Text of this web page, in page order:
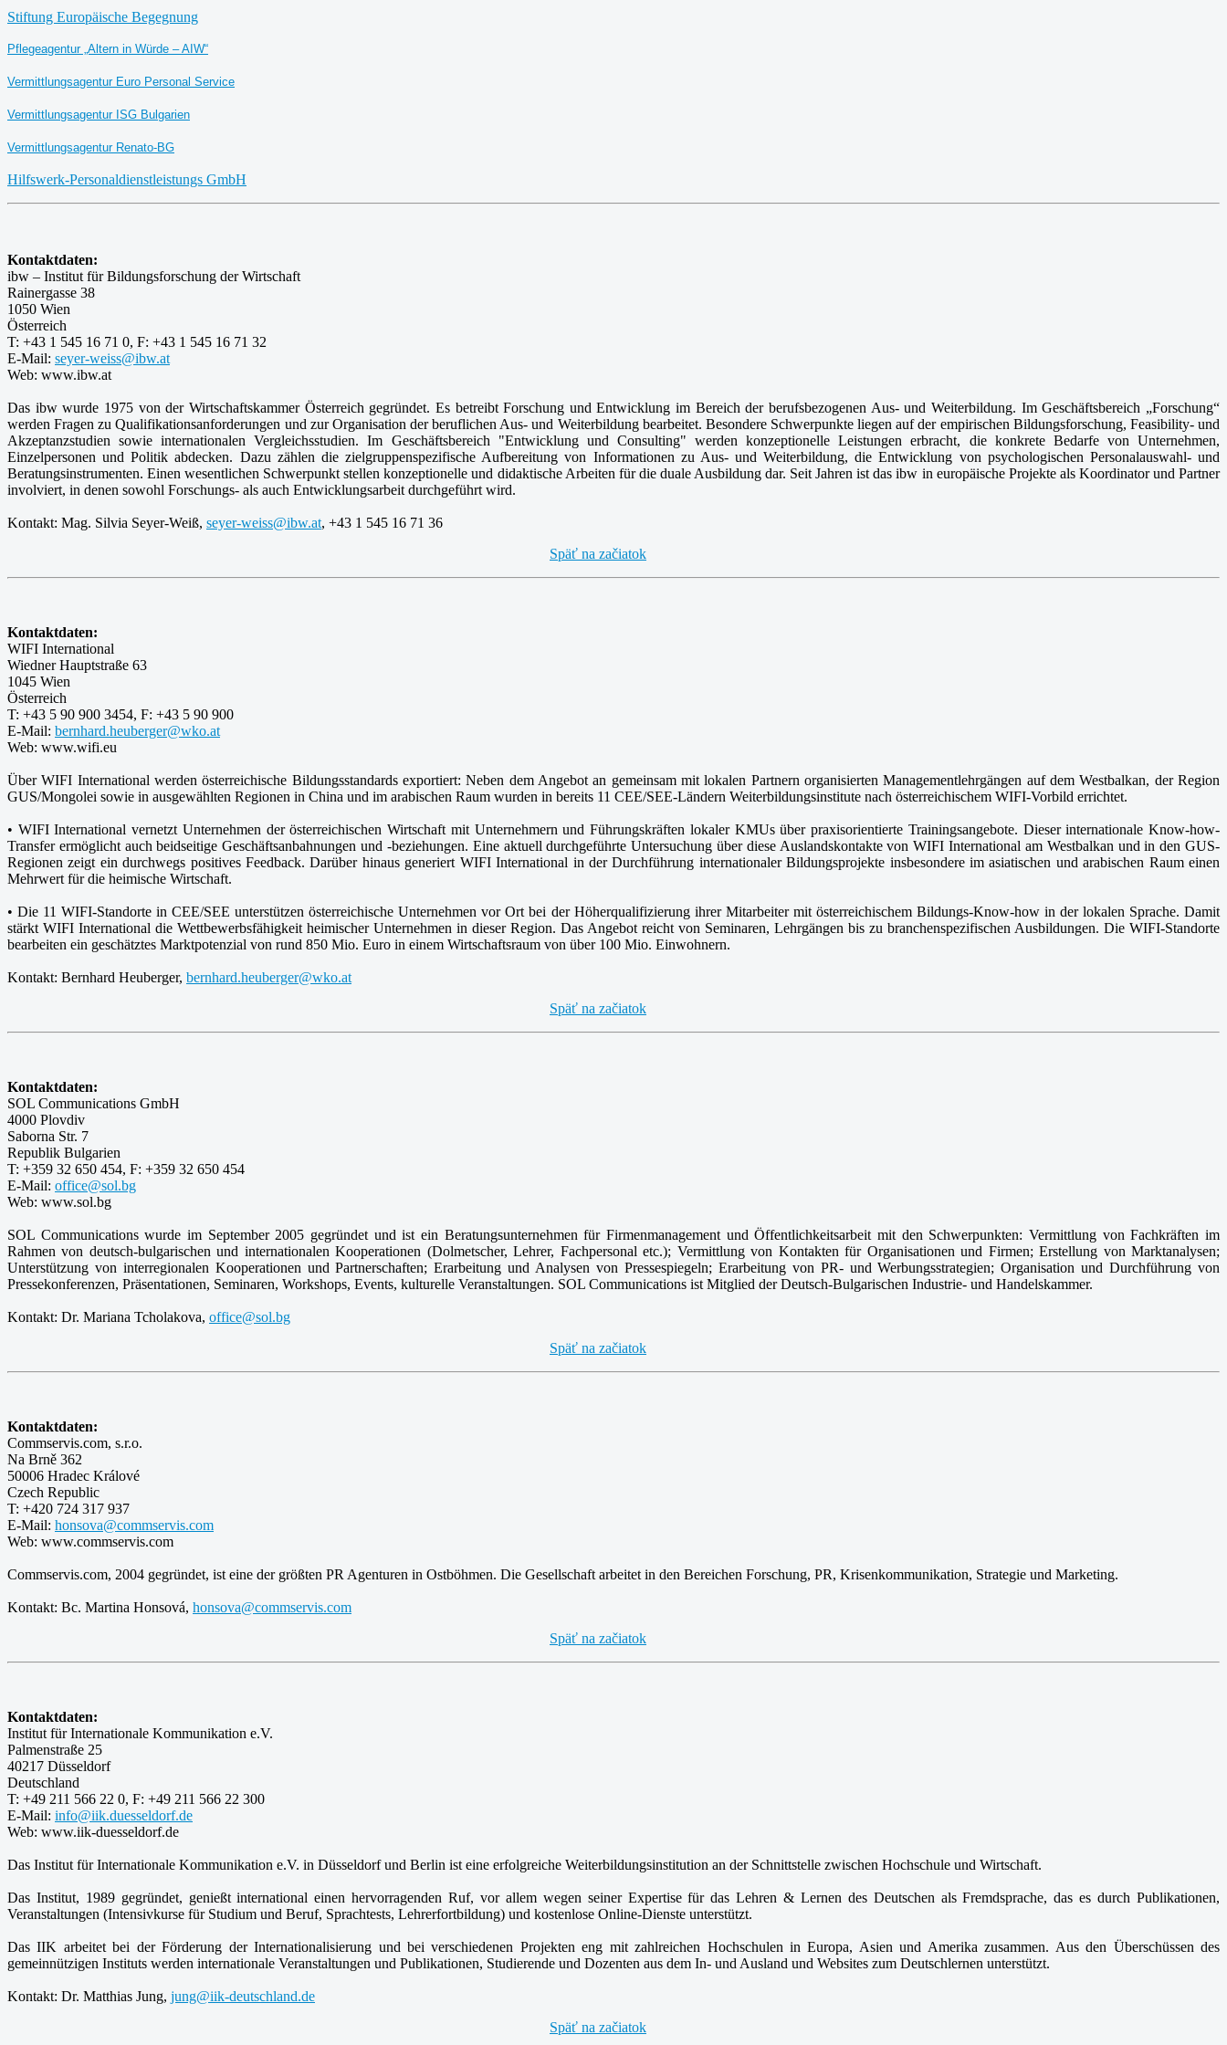
Stiftung Europäische Begegnung
Pflegeagentur „Altern in Würde – AIW“
Vermittlungsagentur Euro Personal Service
Vermittlungsagentur ISG Bulgarien
Vermittlungsagentur Renato-BG
Hilfswerk-Personaldienstleistungs GmbH
Kontaktdaten:
ibw – Institut für Bildungsforschung der Wirtschaft
Rainergasse 38
1050 Wien
Österreich
T: +43 1 545 16 71 0, F: +43 1 545 16 71 32
E-Mail: seyer-weiss@ibw.at
Web: www.ibw.at
Das ibw wurde 1975 von der Wirtschaftskammer Österreich gegründet. Es betreibt Forschung und Entwicklung im Bereich der berufsbezogenen Aus- und Weiterbildung. Im Geschäftsbereich „Forschung“
werden Fragen zu Qualifikationsanforderungen und zur Organisation der beruflichen Aus- und Weiterbildung bearbeitet. Besondere Schwerpunkte liegen auf der empirischen Bildungsforschung, Feasibility- und
Akzeptanzstudien sowie internationalen Vergleichsstudien. Im Geschäftsbereich "Entwicklung und Consulting" werden konzeptionelle Leistungen erbracht, die konkrete Bedarfe von Unternehmen,
Einzelpersonen und Politik abdecken. Dazu zählen die zielgruppenspezifische Aufbereitung von Informationen zu Aus- und Weiterbildung, die Entwicklung von psychologischen Personalauswahl- und
Beratungsinstrumenten. Einen wesentlichen Schwerpunkt stellen konzeptionelle und didaktische Arbeiten für die duale Ausbildung dar. Seit Jahren ist das ibw in europäische Projekte als Koordinator und Partner
involviert, in denen sowohl Forschungs- als auch Entwicklungsarbeit durchgeführt wird.
Kontakt: Mag. Silvia Seyer-Weiß, seyer-weiss@ibw.at, +43 1 545 16 71 36
Späť na začiatok
Kontaktdaten:
WIFI International
Wiedner Hauptstraße 63
1045 Wien
Österreich
T: +43 5 90 900 3454, F: +43 5 90 900
E-Mail: bernhard.heuberger@wko.at
Web: www.wifi.eu
Über WIFI International werden österreichische Bildungsstandards exportiert: Neben dem Angebot an gemeinsam mit lokalen Partnern organisierten Managementlehrgängen auf dem Westbalkan, der Region
GUS/Mongolei sowie in ausgewählten Regionen in China und im arabischen Raum wurden in bereits 11 CEE/SEE-Ländern Weiterbildungsinstitute nach österreichischem WIFI-Vorbild errichtet.
• WIFI International vernetzt Unternehmen der österreichischen Wirtschaft mit Unternehmern und Führungskräften lokaler KMUs über praxisorientierte Trainingsangebote. Dieser internationale Know-how-
Transfer ermöglicht auch beidseitige Geschäftsanbahnungen und -beziehungen. Eine aktuell durchgeführte Untersuchung über diese Auslandskontakte von WIFI International am Westbalkan und in den GUS-
Regionen zeigt ein durchwegs positives Feedback. Darüber hinaus generiert WIFI International in der Durchführung internationaler Bildungsprojekte insbesondere im asiatischen und arabischen Raum einen
Mehrwert für die heimische Wirtschaft.
• Die 11 WIFI-Standorte in CEE/SEE unterstützen österreichische Unternehmen vor Ort bei der Höherqualifizierung ihrer Mitarbeiter mit österreichischem Bildungs-Know-how in der lokalen Sprache. Damit
stärkt WIFI International die Wettbewerbsfähigkeit heimischer Unternehmen in dieser Region. Das Angebot reicht von Seminaren, Lehrgängen bis zu branchenspezifischen Ausbildungen. Die WIFI-Standorte
bearbeiten ein geschätztes Marktpotenzial von rund 850 Mio. Euro in einem Wirtschaftsraum von über 100 Mio. Einwohnern.
Kontakt: Bernhard Heuberger, bernhard.heuberger@wko.at
Späť na začiatok
Kontaktdaten:
SOL Communications GmbH
4000 Plovdiv
Saborna Str. 7
Republik Bulgarien
T: +359 32 650 454, F: +359 32 650 454
E-Mail: office@sol.bg
Web: www.sol.bg
SOL Communications wurde im September 2005 gegründet und ist ein Beratungsunternehmen für Firmenmanagement und Öffentlichkeitsarbeit mit den Schwerpunkten: Vermittlung von Fachkräften im
Rahmen von deutsch-bulgarischen und internationalen Kooperationen (Dolmetscher, Lehrer, Fachpersonal etc.); Vermittlung von Kontakten für Organisationen und Firmen; Erstellung von Marktanalysen;
Unterstützung von interregionalen Kooperationen und Partnerschaften; Erarbeitung und Analysen von Pressespiegeln; Erarbeitung von PR- und Werbungsstrategien; Organisation und Durchführung von
Pressekonferenzen, Präsentationen, Seminaren, Workshops, Events, kulturelle Veranstaltungen. SOL Communications ist Mitglied der Deutsch-Bulgarischen Industrie- und Handelskammer.
Kontakt: Dr. Mariana Tcholakova, office@sol.bg
Späť na začiatok
Kontaktdaten:
Commservis.com, s.r.o.
Na Brně 362
50006 Hradec Králové
Czech Republic
T: +420 724 317 937
E-Mail: honsova@commservis.com
Web: www.commservis.com
Commservis.com, 2004 gegründet, ist eine der größten PR Agenturen in Ostböhmen. Die Gesellschaft arbeitet in den Bereichen Forschung, PR, Krisenkommunikation, Strategie und Marketing.
Kontakt: Bc. Martina Honsová, honsova@commservis.com
Späť na začiatok
Kontaktdaten:
Institut für Internationale Kommunikation e.V.
Palmenstraße 25
40217 Düsseldorf
Deutschland
T: +49 211 566 22 0, F: +49 211 566 22 300
E-Mail: info@iik.duesseldorf.de
Web: www.iik-duesseldorf.de
Das Institut für Internationale Kommunikation e.V. in Düsseldorf und Berlin ist eine erfolgreiche Weiterbildungsinstitution an der Schnittstelle zwischen Hochschule und Wirtschaft.
Das Institut, 1989 gegründet, genießt international einen hervorragenden Ruf, vor allem wegen seiner Expertise für das Lehren & Lernen des Deutschen als Fremdsprache, das es durch Publikationen,
Veranstaltungen (Intensivkurse für Studium und Beruf, Sprachtests, Lehrerfortbildung) und kostenlose Online-Dienste unterstützt.
Das IIK arbeitet bei der Förderung der Internationalisierung und bei verschiedenen Projekten eng mit zahlreichen Hochschulen in Europa, Asien und Amerika zusammen. Aus den Überschüssen des
gemeinnützigen Instituts werden internationale Veranstaltungen und Publikationen, Studierende und Dozenten aus dem In- und Ausland und Websites zum Deutschlernen unterstützt.
Kontakt: Dr. Matthias Jung, jung@iik-deutschland.de
Späť na začiatok